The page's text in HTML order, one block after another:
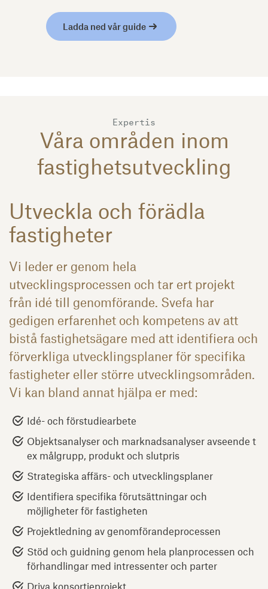
Ladda ned vår guide
Expertis
Våra områden inom
fastighetsutveckling
Utveckla och förädla
fastigheter
Vi leder er genom hela
utvecklingsprocessen och tar ert projekt
från idé till genomförande. Svefa har
gedigen erfarenhet och kompetens av att
bistå fastighetsägare med att identifiera och
förverkliga utvecklingsplaner för specifika
fastigheter eller större utvecklingsområden.
Vi kan bland annat hjälpa er med:
Idé- och förstudiearbete
Objektsanalyser och marknadsanalyser avseende t
ex målgrupp, produkt och slutpris
Strategiska affärs- och utvecklingsplaner
Identifiera specifika förutsättningar och
möjligheter för fastigheten
Projektledning av genomförandeprocessen
Stöd och guidning genom hela planprocessen och
förhandlingar med intressenter och parter
Driva konsortieprojekt